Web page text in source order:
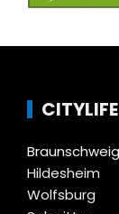
Braunschweig
Hildesheim
Wolfsburg